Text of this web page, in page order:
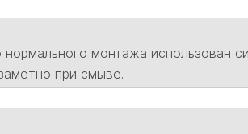
монтажа использован
при смыве.